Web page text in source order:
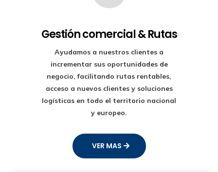
Gestión comercial & Rutas
Ayudamos a nuestros clientes a
incrementar sus oportunidades de
negocio, facilitando rutas rentables,
acceso a nuevos clientes y soluciones
logísticas en todo el territorio nacional
y europeo.
VER MAS